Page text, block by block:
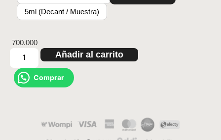
5ml (Decant / Muestra)
700.000
Añadir al carrito
Comprar